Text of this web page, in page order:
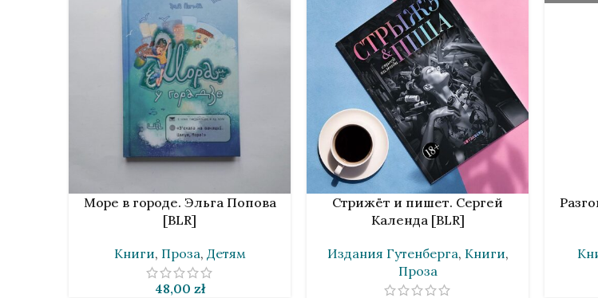
В КОРЗИНУ
Море в городе. Эльга Попова
[BLR]
Книги, Проза, Детям
48,00 zł
В КОРЗИНУ
Стрижёт и пишет. Сергей
Календа [BLR]
Издания Гутенберга, Книги,
Проза